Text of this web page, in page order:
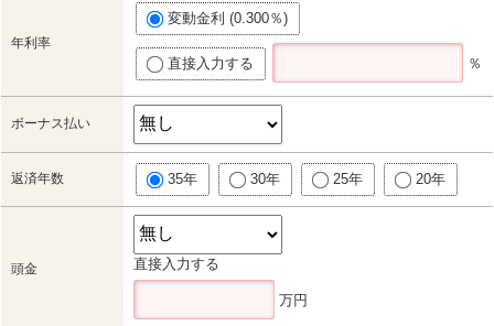
年利率
変動金利 (0.300％)
直接入力する ％
ボーナス払い
返済年数 35年 30年 25年 20年
頭金 直接入力する
万円